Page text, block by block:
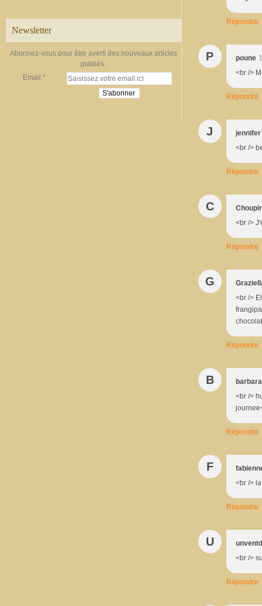
Newsletter
Abonnez-vous pour être averti des nouveaux articles
publiés.
Email
Répondre
P poune
<br />
Répondre
J
jennifer
<br />
Répondre
C
<br />
Répondre
G
<br />
Répondre
B
barbara
<br />
Répondre
F
<br />
Répondre
U
<br />
Répondre